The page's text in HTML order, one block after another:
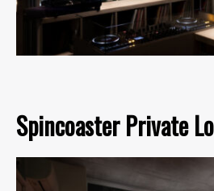
Spincoaster Private